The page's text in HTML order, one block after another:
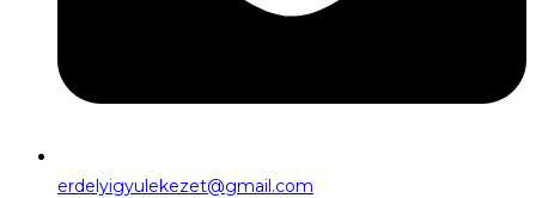
erdelyigyulekezet@gmail.com